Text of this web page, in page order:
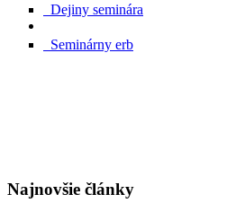
Dejiny seminára
Seminárny erb
Najnovšie články